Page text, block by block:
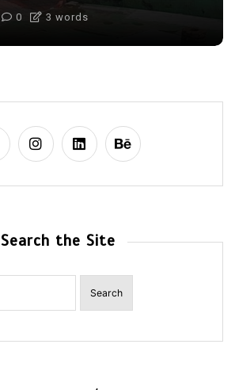
0 3 words
Search the Site